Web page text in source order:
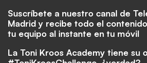
Suscríbete a nuestro canal de
Madrid y recibe todo el
tu equipo al instante en tu móvil
La Toni Kroos Academy tiene su